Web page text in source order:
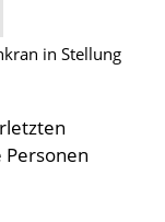
in Stellung